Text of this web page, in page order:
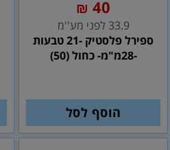
40
₪
33.9 לפני מע''מ
ספירל פלסטיק -21 טבעות
-28מ"מ- כחול (50)
הוסף לסל